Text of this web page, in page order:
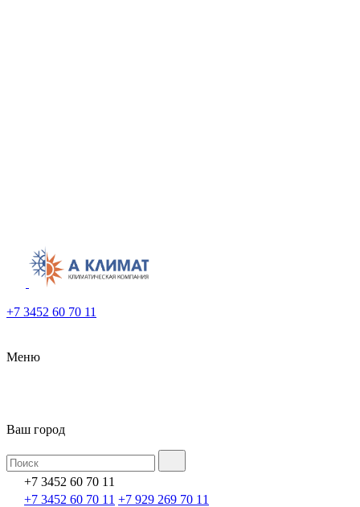
+7 3452 60 70 11
Меню
Ваш город
+7 3452 60 70 11
+7 3452 60 70 11 +7 929 269 70 11